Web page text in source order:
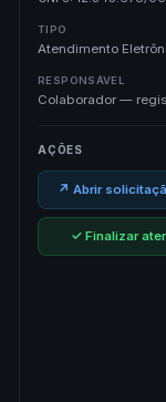
TIPO
Atendimento
RESPONSÁVEL
Colaborador —
AÇÕES
↗ Abrir
✓ Finalizar